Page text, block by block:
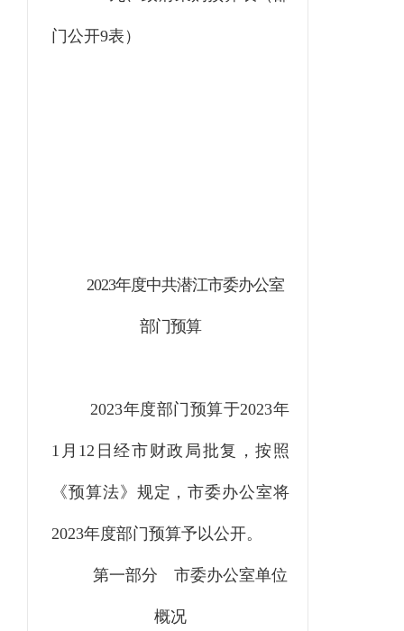
门公开9表）
2023年度中共潜江市委办公室
部门预算
2023年度部门预算于2023年
1月 12 日经市财政局批复，按照
《预算法》规定，市委办公室将
2023年度部门预算予以公开。
第一部分 市委办公室单位
概况